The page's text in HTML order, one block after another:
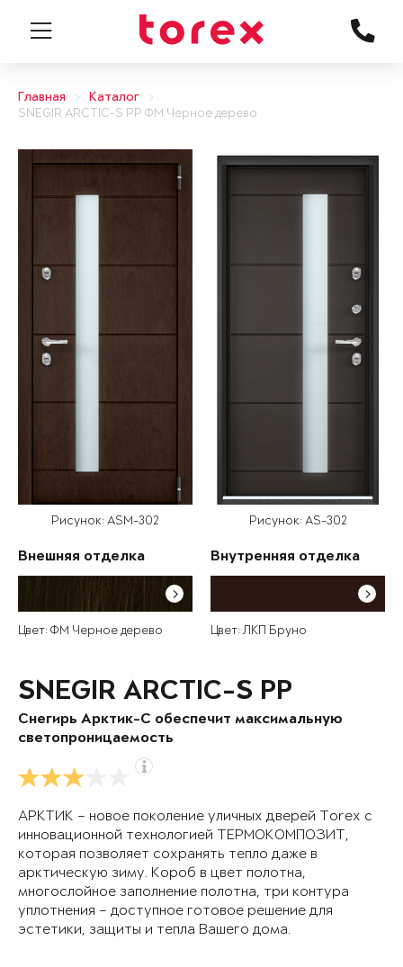
Главная
Каталог
SNEGIR ARCTIC-S PP ФМ Черное дерево
Рисунок: ASM-302
Внешняя отделка
Цвет: ФМ Черное дерево
Рисунок: AS-302
Внутренняя отделка
Цвет: ЛКП Бруно
SNEGIR ARCTIC-S PP
Снегирь Арктик-С обеспечит максимальную
светопроницаемость
АРКТИК – новое поколение уличных дверей Torex с
инновационной технологией ТЕРМОКОМПОЗИТ,
которая позволяет сохранять тепло даже в
арктическую зиму. Короб в цвет полотна,
многослойное заполнение полотна, три контура
уплотнения – доступное готовое решение для
эстетики, защиты и тепла Вашего дома.